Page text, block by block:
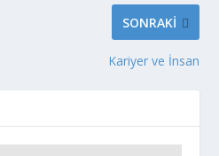
SONRAKI
Kariyer ve İnsan